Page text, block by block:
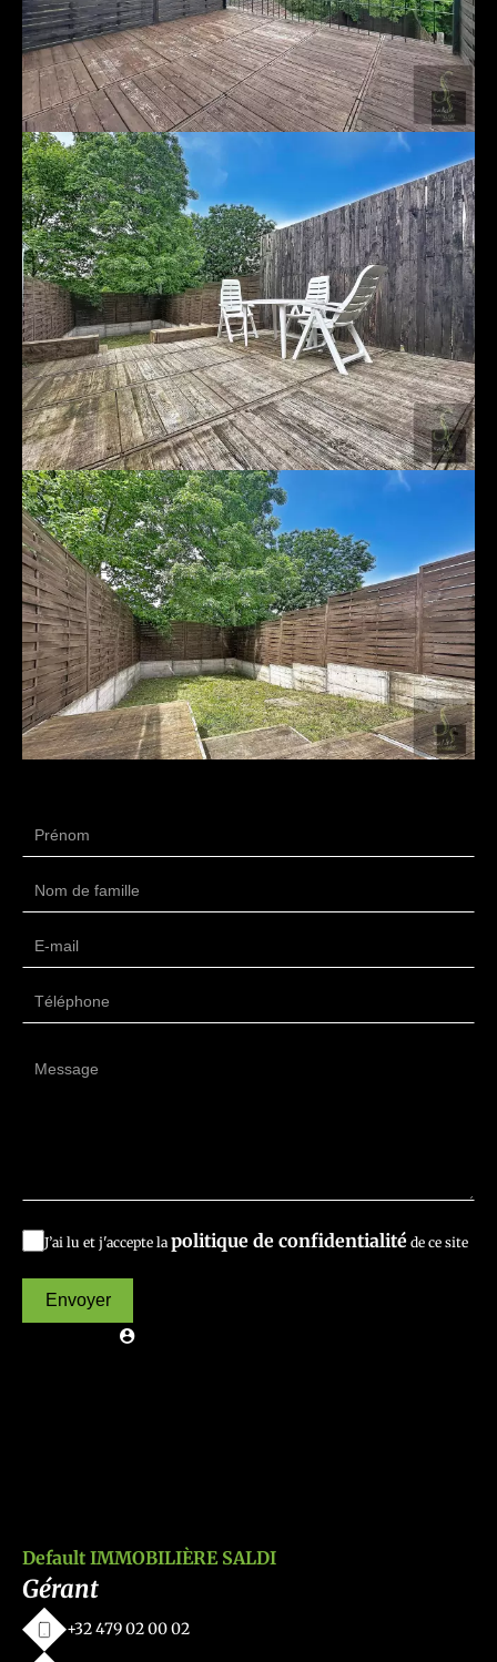
J’ai lu et j'accepte la politique de confidentialité de ce site
Envoyer
Default IMMOBILIÈRE SALDI
Gérant
+32 479 02 00 02